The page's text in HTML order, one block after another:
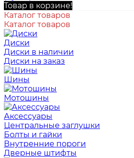
Товар в корзине!
Каталог товаров
Каталог товаров
Диски
Диски в наличии
Диски на заказ
Шины
Мотошины
Аксессуары
Центральные заглушки
Болты и гайки
Внутренние пороги
Дверные штифты